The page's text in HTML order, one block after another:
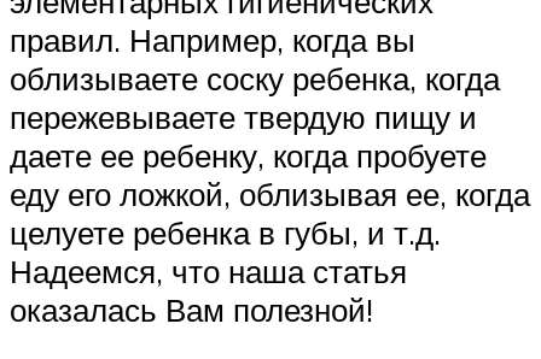
правил. Например, когда вы
облизываете соску ребенка, когда
пережевываете твердую пищу и
даете ее ребенку, когда пробуете
еду его ложкой, облизывая ее, когда
целуете ребенка в губы, и т.д.
Надеемся, что наша статья
оказалась Вам полезной!